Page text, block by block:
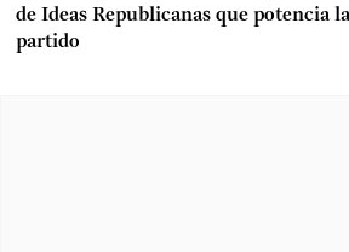
de Ideas Republicanas que potencia
partido